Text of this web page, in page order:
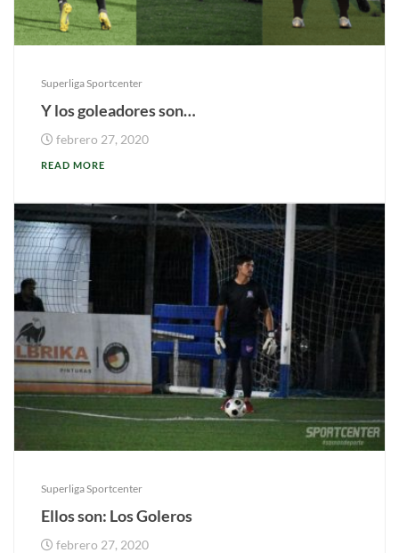
Superliga Sportcenter
Y los goleadores son…
febrero 27, 2020
READ MORE
Superliga Sportcenter
Ellos son: Los Goleros
febrero 27, 2020